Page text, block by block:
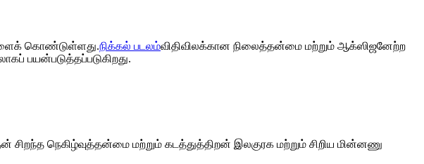
கொண்டுள்ளது.நிக்கல் படலம்விதிவிலக்கான நிலைத்தன்மை மற்றும் ஆக்ஸிஜனேற்ற
பயன்படுத்தப்படுகிறது.
சிறந்த நெகிழ்வுத்தன்மை மற்றும் கடத்துத்திறன் இலகுரக மற்றும் சிறிய மின்னணு